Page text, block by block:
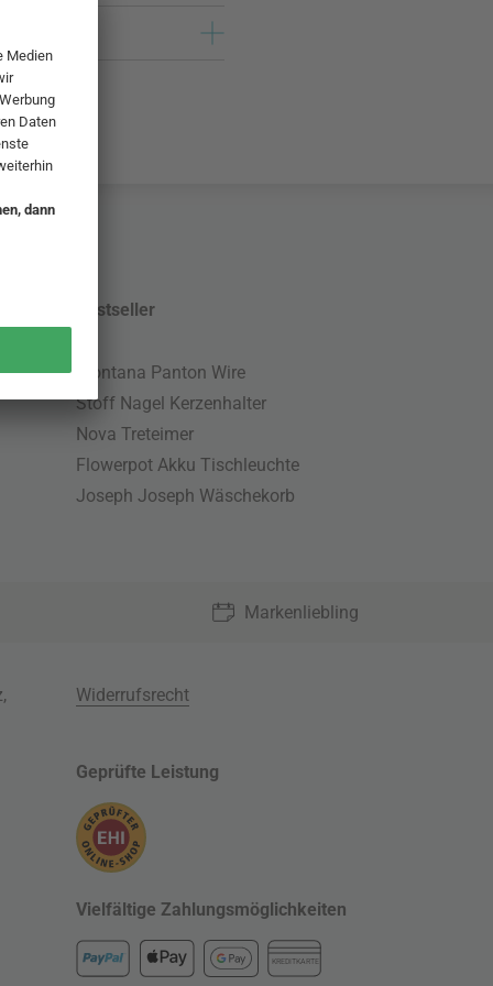
Bestseller
Montana Panton Wire
Stoff Nagel Kerzenhalter
Nova Treteimer
Flowerpot Akku Tischleuchte
Joseph Joseph Wäschekorb
Markenliebling
,
Widerrufsrecht
Geprüfte Leistung
Vielfältige Zahlungsmöglichkeiten
KREDITKARTE